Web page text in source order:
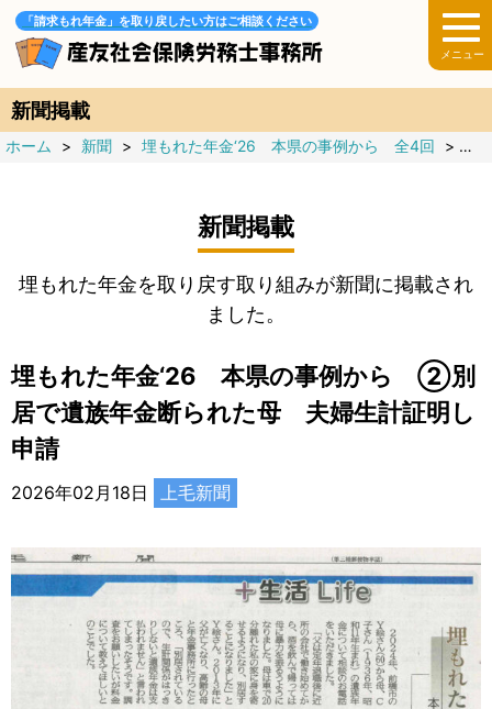
「請求もれ年金」を取り戻したい方はご相談ください
新聞掲載
ホーム > 新聞 > 埋もれた年金‘26 本県の事例から 全4回 > 埋
新聞掲載
埋もれた年金を取り戻す取り組みが新聞に掲載され
ました。
埋もれた年金‘26 本県の事例から ②別
居で遺族年金断られた母 夫婦生計証明し
申請
2026年02月18日 上毛新聞